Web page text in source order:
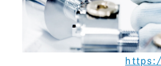
メ
新
採